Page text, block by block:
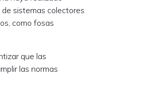
sistemas colectores
como fosas
que las
las normas